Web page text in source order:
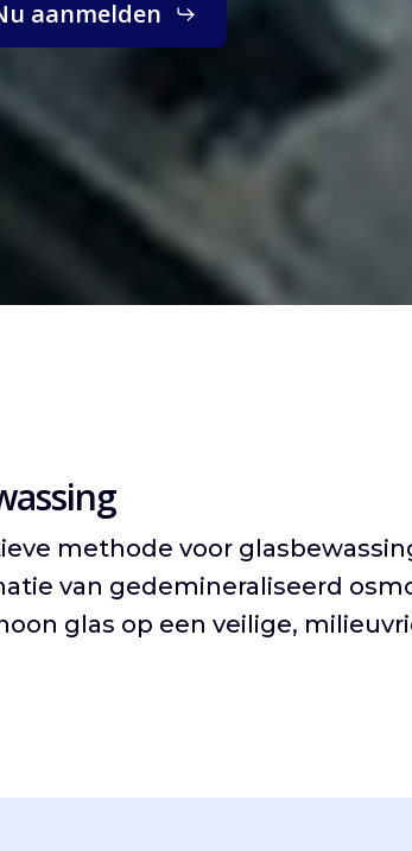
aanmelden
methode voor
van gedemineraliseerd
glas op een veilige,